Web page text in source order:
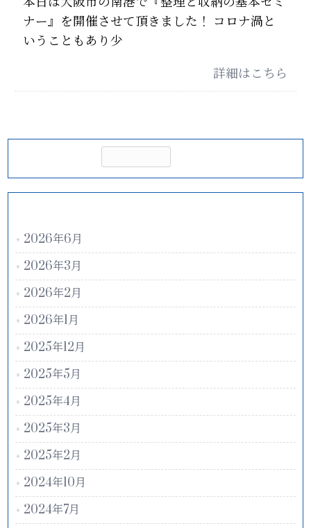
ナー』を開催させて頂きました！ コロナ渦と
いうこともあり少
詳細はこちら
2026年6月
2026年3月
2026年2月
2026年1月
2025年12月
2025年5月
2025年4月
2025年3月
2025年2月
2024年10月
2024年7月